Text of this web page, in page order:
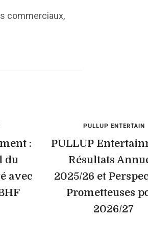
commerciaux,
:
du
avec
PULLUP ENTERTAIN
PULLUP
Résultats
2025/26 et
Prometteuses
2026/27